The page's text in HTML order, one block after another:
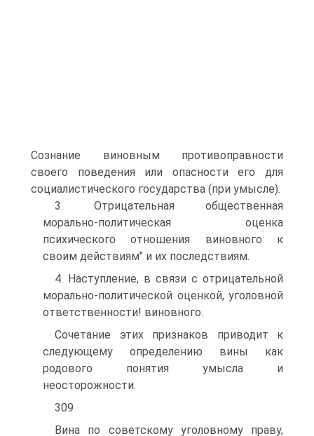
Сознание виновным противоправности
своего поведения или опасности его для
социалистического государства (при умысле).
3. Отрицательная общественная
морально-политическая оценка
психического отношения виновного к
своим действиям" и их последствиям.
4. Наступление, в связи с отрицательной
морально-политической оценкой, уголовной
ответственности! виновного.
Сочетание этих признаков приводит к
следующему определению вины как
родового понятия умысла и
неосторожности.
309
Вина по советскому уголовному праву,